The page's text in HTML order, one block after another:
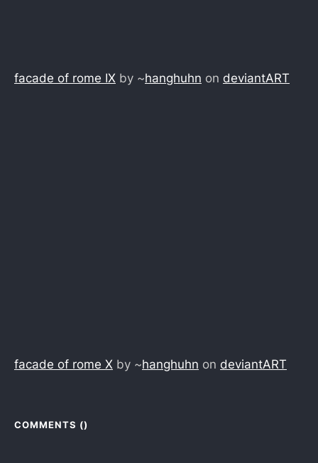
facade of rome IX by ~hanghuhn on deviantART
facade of rome X by ~hanghuhn on deviantART
COMMENTS ()